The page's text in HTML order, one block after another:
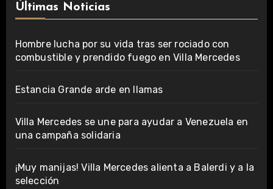
Últimas Noticias
Hombre lucha por su vida tras ser rociado con
combustible y prendido fuego en Villa Mercedes
Estancia Grande arde en llamas
Villa Mercedes se une para ayudar a Venezuela en
una campaña solidaria
¡Muy manijas! Villa Mercedes alienta a Balerdi y a la
selección